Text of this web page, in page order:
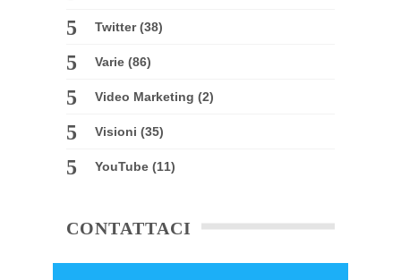
Twitter(38)
Varie (86)
Video Marketing (2)
Visioni (35)
YouTube (11)
CONTATTACI